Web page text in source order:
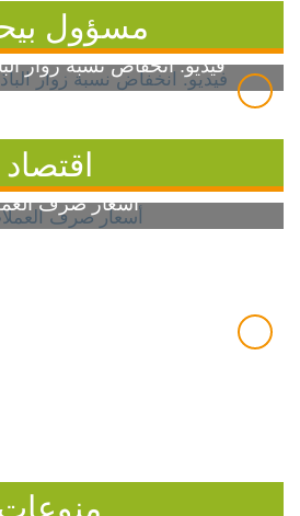
مسؤول
فيديو: انخفاض نسبة زوار
اقتصاد
أسعار صرف
منوعات